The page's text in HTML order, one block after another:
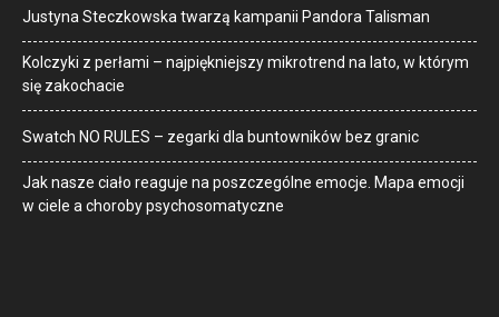
Justyna Steczkowska twarzą kampanii Pandora Talisman
Kolczyki z perłami – najpiękniejszy mikrotrend na lato, w którym
się zakochacie
Swatch NO RULES – zegarki dla buntowników bez granic
Jak nasze ciało reaguje na poszczególne emocje. Mapa emocji
w ciele a choroby psychosomatyczne